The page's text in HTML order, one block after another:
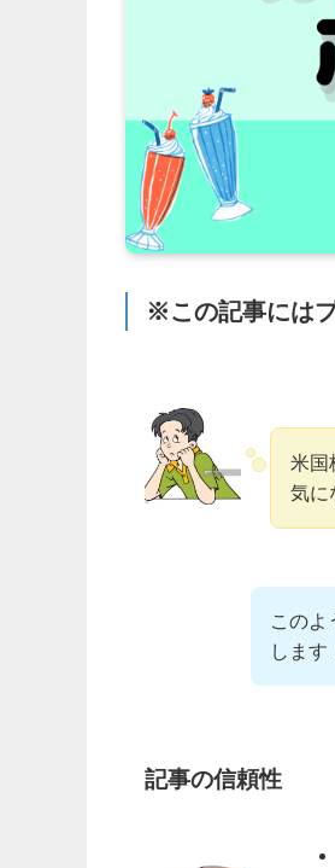
※この記事には
米国
気に
このよ
します
記事の信頼性